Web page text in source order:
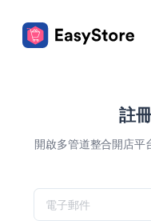
註
開啟多管道整合開店平